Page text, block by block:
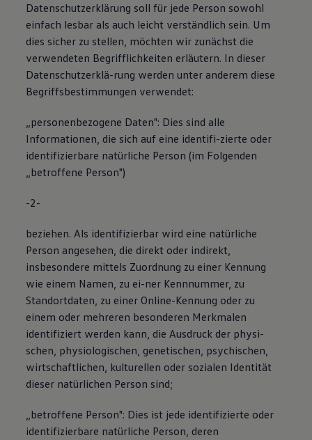
Datenschutzerklärung soll für jede Person sowohl
einfach lesbar als auch leicht verständlich sein. Um
dies sicher zu stellen, möchten wir zunächst die
verwendeten Begrifflichkeiten erläutern. In dieser
Datenschutzerklä-rung werden unter anderem diese
Begriffsbestimmungen verwendet:
„personenbezogene Daten": Dies sind alle
Informationen, die sich auf eine identifi-zierte oder
identifizierbare natürliche Person (im Folgenden
„betroffene Person")
-2-
beziehen. Als identifizierbar wird eine natürliche
Person angesehen, die direkt oder indirekt,
insbesondere mittels Zuordnung zu einer Kennung
wie einem Namen, zu ei-ner Kennnummer, zu
Standortdaten, zu einer Online-Kennung oder zu
einem oder mehreren besonderen Merkmalen
identifiziert werden kann, die Ausdruck der physi-
schen, physiologischen, genetischen, psychischen,
wirtschaftlichen, kulturellen oder sozialen Identität
dieser natürlichen Person sind;
„betroffene Person": Dies ist jede identifizierte oder
identifizierbare natürliche Person, deren